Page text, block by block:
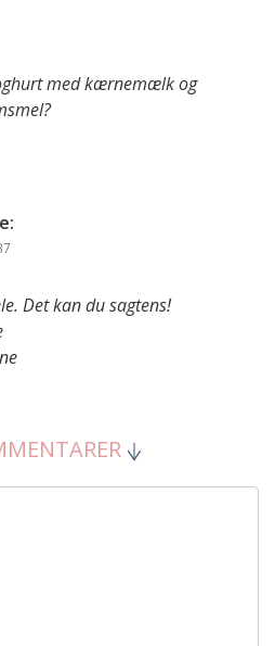
med kærnemælk og
:
Det kan du sagtens!